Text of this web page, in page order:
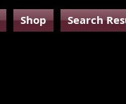
Shop Search